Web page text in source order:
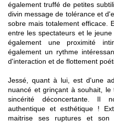
également truffé de petites
divin message de tolérance et
sobre mais totalement efficace.
entre les spectateurs et le
également une proximité
également un rythme
d'interaction et de flottement
Jessé, quant à lui, est d'une
nuancé et grinçant à souhait,
sincérité déconcertante. Il
authentique et esthétique !
maitrise ses ruptures et son